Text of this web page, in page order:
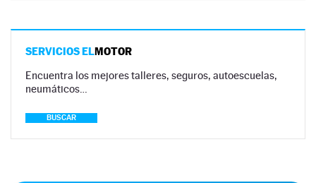
SERVICIOS ELMOTOR
Encuentra los mejores talleres, seguros, autoescuelas,
neumáticos…
BUSCAR